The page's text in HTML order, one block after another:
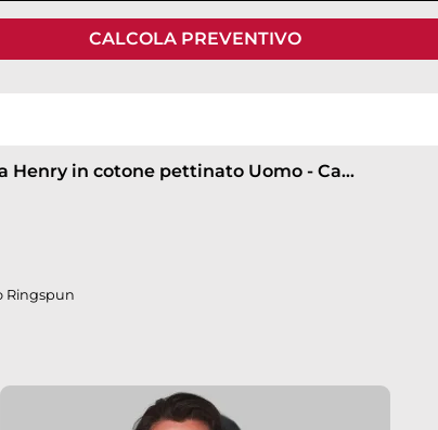
CALCOLA PREVENTIVO
Polo manica corta Henry in cotone pettinato Uomo - Casual Fit
Ringspun